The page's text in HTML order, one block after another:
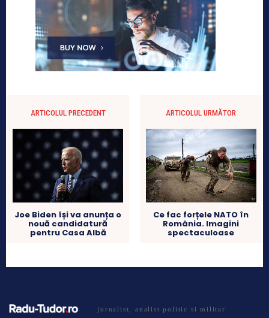
ARTICOLUL PRECEDENT
Joe Biden își va anunța o
nouă candidatură
pentru Casa Albă
ARTICOLUL URMĂTOR
Ce fac forțele NATO în
România. Imagini
spectaculoase
jurnalist, analist politic si militar